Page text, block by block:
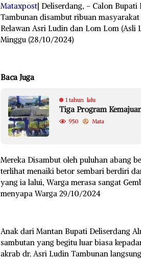
Mataxpost| Deliserdang, – Calon
Tambunan disambut ribuan
Relawan Asri Ludin dan Lom Lom (Asli
Minggu (28/10/2024)
Baca Juga
1 tahun lalu
Tiga Program
950 Mata
Mereka Disambut oleh puluhan abang
terlihat menaiki betor sembari berdiri
yang ia lalui, Warga merasa sangat
menyapa Warga 29/10/2024
Anak dari Mantan Bupati Deliserdang
sambutan yang begitu luar biasa
akrab dr. Asri Ludin Tambunan